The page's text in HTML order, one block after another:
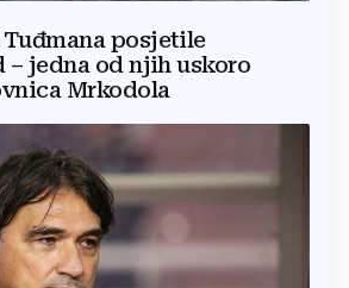
Tuđmana posjetile
– jedna od njih uskoro
Mrkodola